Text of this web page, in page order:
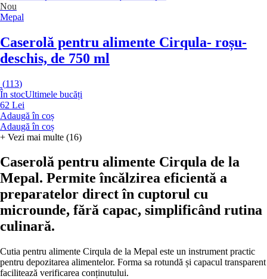
Nou
Mepal
Caserolă pentru alimente Cirqula- roșu-
deschis, de 750 ml
(113)
În stocUltimele bucăți
62 Lei
Adaugă în coș
Adaugă în coș
+ Vezi mai multe (16)
Caserolă pentru alimente Cirqula de la
Mepal. Permite încălzirea eficientă a
preparatelor direct în cuptorul cu
microunde, fără capac, simplificând rutina
culinară.
Cutia pentru alimente Cirqula de la Mepal este un instrument practic
pentru depozitarea alimentelor. Forma sa rotundă și capacul transparent
facilitează verificarea conținutului.